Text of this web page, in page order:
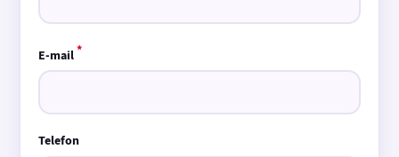
E-mail*
Telefon